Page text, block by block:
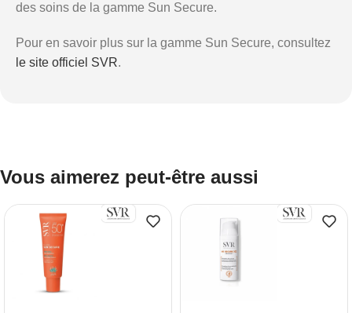
des soins de la gamme Sun Secure.
Pour en savoir plus sur la gamme Sun Secure, consultez
le site officiel SVR.
Vous aimerez peut-être aussi